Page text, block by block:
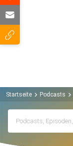
Startseite Podcasts